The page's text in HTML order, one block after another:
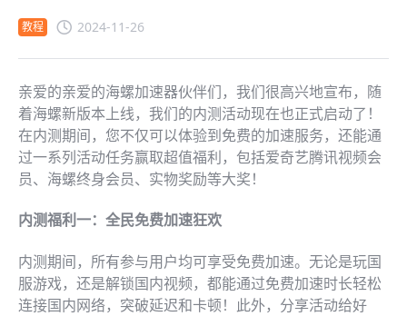
教程 2024-11-26
亲爱的亲爱的海螺加速器伙伴们，我们很高兴地宣布，随
着海螺新版本上线，我们的内测活动现在也正式启动了！
在内测期间，您不仅可以体验到免费的加速服务，还能通
过一系列活动任务赢取超值福利，包括爱奇艺腾讯视频会
员、海螺终身会员、实物奖励等大奖！
内测福利一：全民免费加速狂欢
内测期间，所有参与用户均可享受免费加速。无论是玩国
服游戏，还是解锁国内视频，都能通过免费加速时长轻松
连接国内网络，突破延迟和卡顿！此外，分享活动给好